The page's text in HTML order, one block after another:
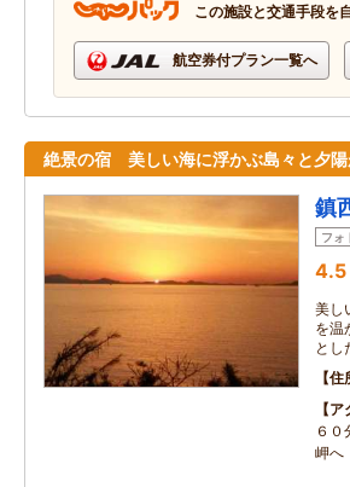
この施設と交通手段を
航空券付プラン一覧へ
絶景の宿 美しい海に浮かぶ島々と夕
鎮
フォ
4.5
美し
を温
とし
住
ア
６
岬へ